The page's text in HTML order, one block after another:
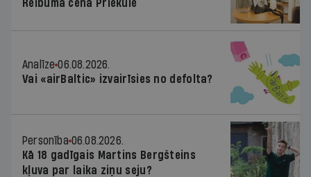
Reibuma cena Priekulē
Analīze 06.08.2026.
Vai «airBaltic» izvairīsies no defolta?
Personība 06.08.2026.
Kā 18 gadīgais Martins Bergšteins
kļuva par laika ziņu seju?